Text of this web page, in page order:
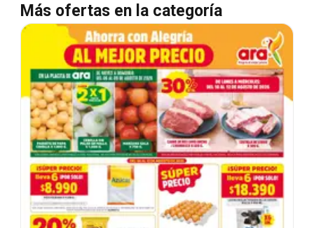
Más ofertas en la categoría